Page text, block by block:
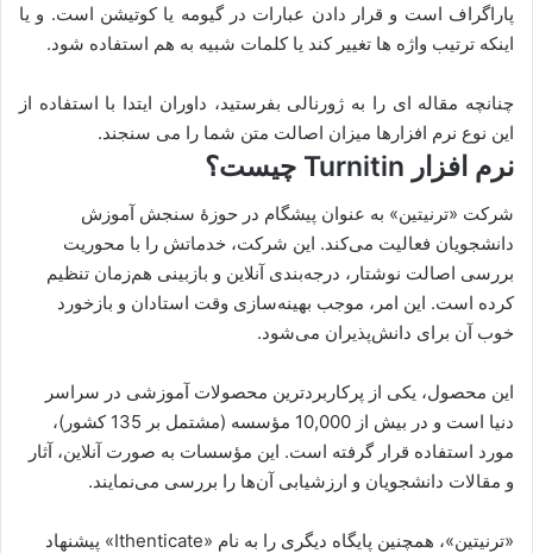
پاراگراف است و قرار دادن عبارات در گیومه یا کوتیشن است. و یا
اینکه ترتیب واژه ها تغییر کند یا کلمات شبیه به هم استفاده شود.
چنانچه مقاله ای را به ژورنالی بفرستید، داوران ایتدا با استفاده از
این نوع نرم افزارها میزان اصالت متن شما را می سنجند.
نرم افزار Turnitin چیست؟
شرکت «ترنیتین» به عنوان پیشگام در حوزۀ سنجش آموزش
دانشجویان فعالیت می‌کند. این شرکت، خدماتش را با محوریت
بررسی اصالت نوشتار، درجه‌بندی آنلاین و بازبینی هم‌زمان تنظیم
کرده است. این امر، موجب بهینه‌سازی وقت استادان و بازخورد
خوب آن برای دانش‌پذیران می‌شود.
این محصول، یکی از پرکاربردترین محصولات آموزشی در سراسر
دنیا است و در بیش از 10,000 مؤسسه (مشتمل بر 135 کشور)،
مورد استفاده قرار گرفته است. این مؤسسات به صورت آنلاین، آثار
و مقالات دانشجویان و ارزشیابی آن‌ها را بررسی می‌نمایند.
«ترنیتین»، همچنین پایگاه دیگری را به نام «Ithenticate» پیشنهاد